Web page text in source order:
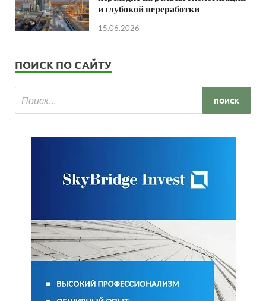
и глубокой переработки
15.06.2026
ПОИСК ПО САЙТУ